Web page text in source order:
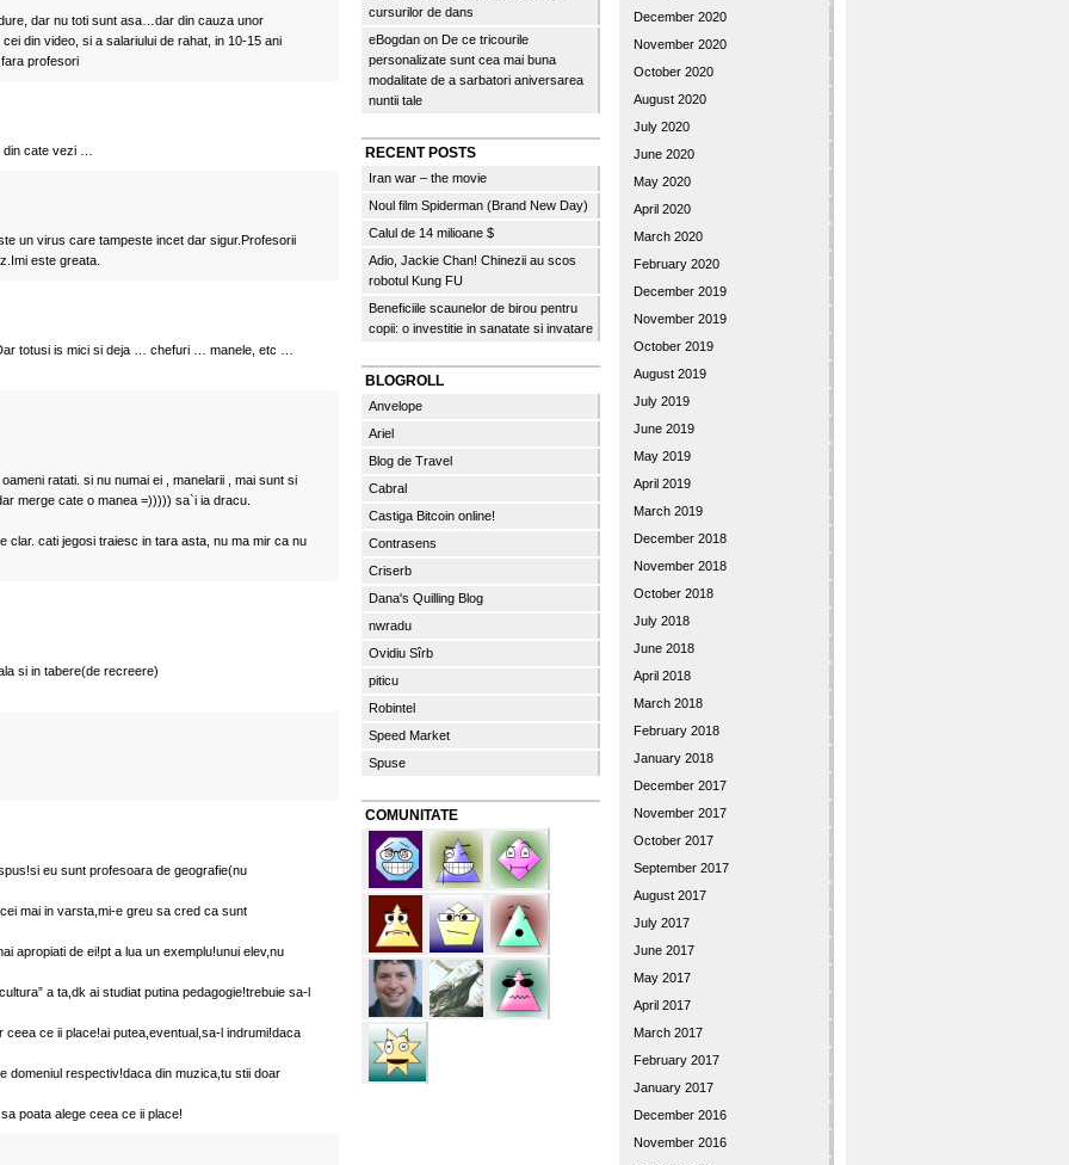
dar nu toti sunt asa…dar din cauza unor
din video, si a salariului de rahat, in 10-15 ani
profesori
cate vezi …
un virus care tampeste incet dar sigur.Profesorii
este greata.
totusi is mici si deja … chefuri … manele, etc …
ratati. si nu numai ei , manelarii , mai sunt si
merge cate o manea =))))) sa`i ia dracu.
clar. cati jegosi traiesc in tara asta, nu ma mir ca nu
si in tabere(de recreere)
eu sunt profesoara de geografie(nu
mai in varsta,mi-e greu sa cred ca sunt
apropiati de ei!pt a lua un exemplu!unui elev,nu
a ta,dk ai studiat putina pedagogie!trebuie sa-l
ceea ce ii place!ai putea,eventual,sa-l indrumi!daca
domeniul respectiv!daca din muzica,tu stii doar
poata alege ceea ce ii place!
cursurilor de dans
eBogdan on De ce tricourile
personalizate sunt cea mai buna
modalitate de a sarbatori aniversarea
nuntii tale
RECENT POSTS
Iran war – the movie
Noul film Spiderman (Brand New Day)
Calul de 14 milioane $
Adio, Jackie Chan! Chinezii au scos
robotul Kung FU
Beneficiile scaunelor de birou pentru
copii: o investitie in sanatate si invatare
BLOGROLL
Anvelope
Ariel
Blog de Travel
Cabral
Castiga Bitcoin online!
Contrasens
Criserb
Dana's Quilling Blog
nwradu
Ovidiu Sîrb
piticu
Robintel
Speed Market
Spuse
COMUNITATE
December 2020
November 2020
October 2020
August 2020
July 2020
June 2020
May 2020
April 2020
March 2020
February 2020
December 2019
November 2019
October 2019
August 2019
July 2019
June 2019
May 2019
April 2019
March 2019
December 2018
November 2018
October 2018
July 2018
June 2018
April 2018
March 2018
February 2018
January 2018
December 2017
November 2017
October 2017
September 2017
August 2017
July 2017
June 2017
May 2017
April 2017
March 2017
February 2017
January 2017
December 2016
November 2016